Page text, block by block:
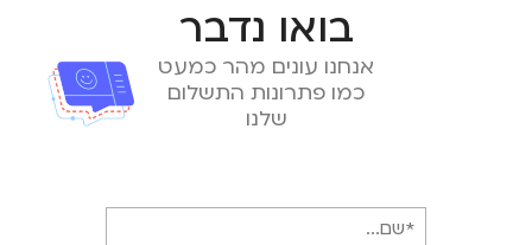
בואו נדבר
אנחנו עונים מהר כמעט
כמו פתרונות התשלום
שלנו